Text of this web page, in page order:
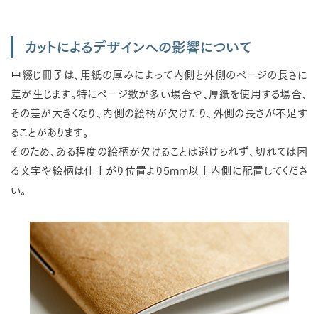
カットによるデザインへの影響について
中綴じ冊子は、用紙の厚みによって内側と外側のページの長さに
差が生じます。特にページ数が多い場合や、厚紙を使用する場合、
その差が大きくなり、内側の絵柄が欠けたり、外側の長さが不足す
ることがあります。
そのため、ある程度の絵柄が欠けることは避けられず、切れては困
る文字や絵柄は仕上がり位置より5mm以上内側に配置してくださ
い。